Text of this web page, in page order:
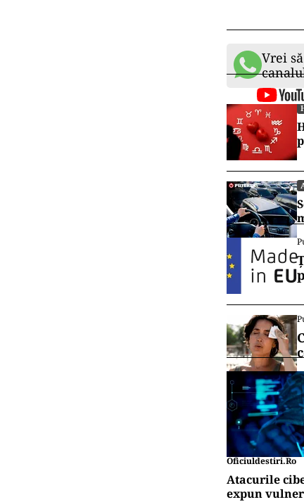
este mai
Ferește-
sistemele
real.
de preț
datele.
Ia o
mai
vin din
vânzare